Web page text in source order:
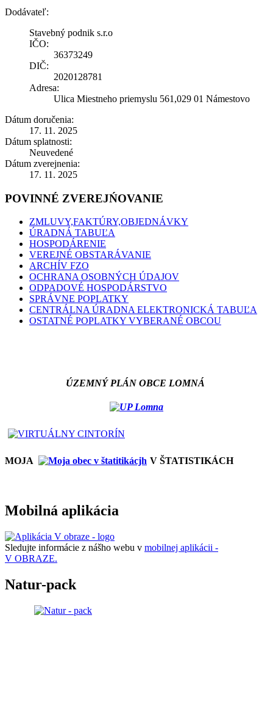
Dodávateľ:
Stavebný podnik s.r.o
IČO:
36373249
DIČ:
2020128781
Adresa:
Ulica Miestneho priemyslu 561,029 01 Námestovo
Dátum doručenia:
17. 11. 2025
Dátum splatnosti:
Neuvedené
Dátum zverejnenia:
17. 11. 2025
POVINNÉ ZVEREJŃOVANIE
ZMLUVY,FAKTÚRY,OBJEDNÁVKY
ÚRADNÁ TABUĽA
HOSPODÁRENIE
VEREJNÉ OBSTARÁVANIE
ARCHÍV FZO
OCHRANA OSOBNÝCH ÚDAJOV
ODPADOVÉ HOSPODÁRSTVO
SPRÁVNE POPLATKY
CENTRÁLNA ÚRADNA ELEKTRONICKÁ TABUĽA
OSTATNÉ POPLATKY VYBERANÉ OBCOU
ÚZEMNÝ PLÁN OBCE LOMNÁ
MOJA V ŠTATISTIKÁCH
Mobilná aplikácia
Sledujte informácie z nášho webu v mobilnej aplikácii -
V OBRAZE.
Natur-pack